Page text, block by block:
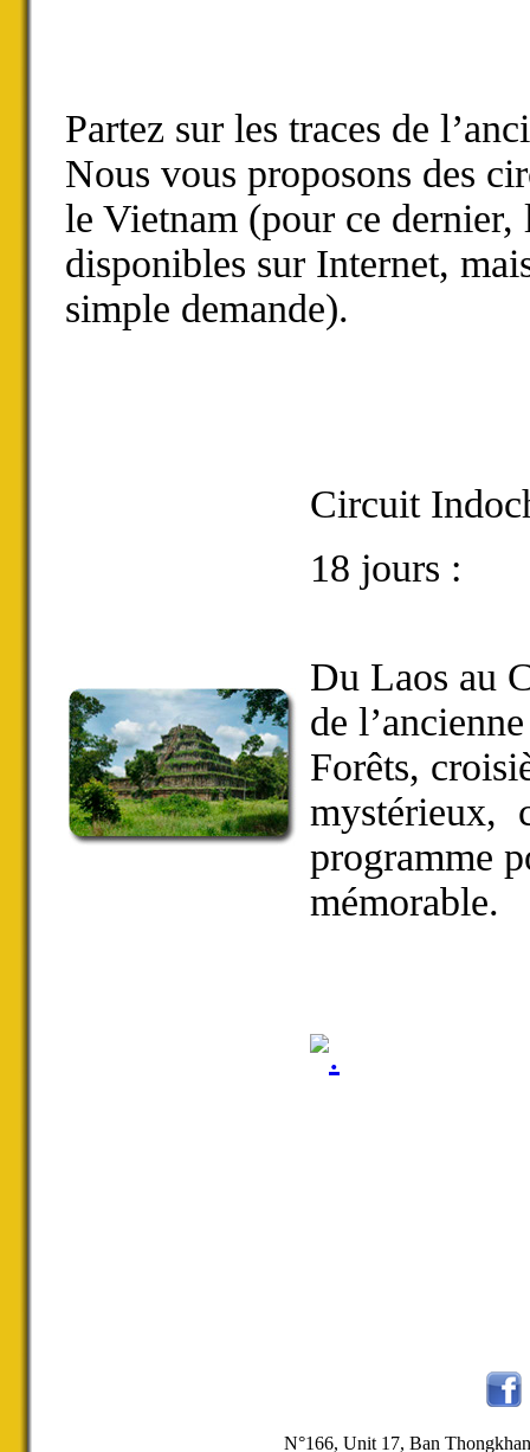
Partez sur les traces de
Nous vous proposons des
le Vietnam (pour ce dernier,
disponibles sur Internet,
simple demande).
Circuit
18 jours :
Du Laos au
de
Forêts,
mystérieux,
programme
mémorable.
N°166, Unit 17, Ban